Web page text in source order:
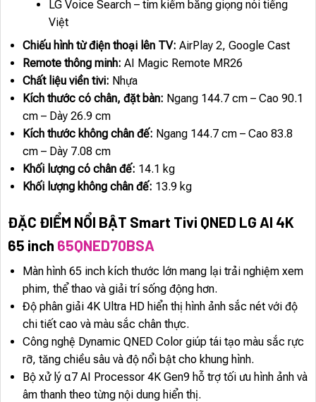
LG Voice Search – tìm kiếm bằng giọng nói tiếng
Việt
Chiếu hình từ điện thoại lên TV: AirPlay 2, Google Cast
Remote thông minh: AI Magic Remote MR26
Chất liệu viền tivi: Nhựa
Kích thước có chân, đặt bàn: Ngang 144.7 cm – Cao 90.1
cm – Dày 26.9 cm
Kích thước không chân đế: Ngang 144.7 cm – Cao 83.8
cm – Dày 7.08 cm
Khối lượng có chân đế: 14.1 kg
Khối lượng không chân đế: 13.9 kg
ĐẶC ĐIỂM NỔI BẬT Smart Tivi QNED LG AI 4K
65 inch 65QNED70BSA
Màn hình 65 inch kích thước lớn mang lại trải nghiệm xem
phim, thể thao và giải trí sống động hơn.
Độ phân giải 4K Ultra HD hiển thị hình ảnh sắc nét với độ
chi tiết cao và màu sắc chân thực.
Công nghệ Dynamic QNED Color giúp tái tạo màu sắc rực
rỡ, tăng chiều sâu và độ nổi bật cho khung hình.
Bộ xử lý α7 AI Processor 4K Gen9 hỗ trợ tối ưu hình ảnh và
âm thanh theo từng nội dung hiển thị.